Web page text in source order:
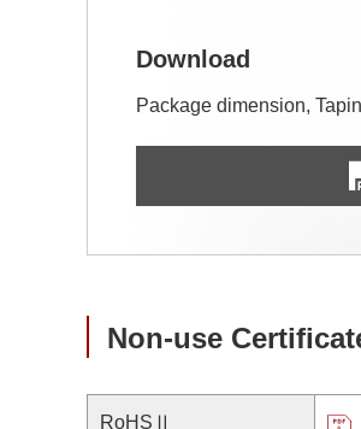
Download
Package dimension,
Non-use
RoHSⅡ